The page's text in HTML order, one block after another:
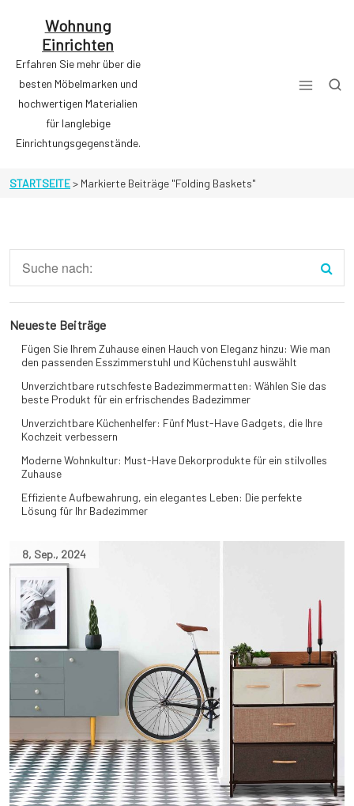
Wohnung
Einrichten
Erfahren Sie mehr über die
besten Möbelmarken und
hochwertigen Materialien
für langlebige
Einrichtungsgegenstände.
STARTSEITE> Markierte Beiträge "Folding Baskets"
8, Sep., 2024
Neueste Beiträge
Fügen Sie Ihrem Zuhause einen Hauch von Eleganz hinzu: Wie man
den passenden Esszimmerstuhl und Küchenstuhl auswählt
Unverzichtbare rutschfeste Badezimmermatten: Wählen Sie das
beste Produkt für ein erfrischendes Badezimmer
Unverzichtbare Küchenhelfer: Fünf Must-Have Gadgets, die Ihre
Kochzeit verbessern
Moderne Wohnkultur: Must-Have Dekorprodukte für ein stilvolles
Zuhause
Effiziente Aufbewahrung, ein elegantes Leben: Die perfekte
Lösung für Ihr Badezimmer